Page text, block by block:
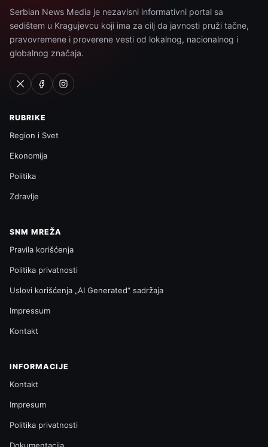
Serbian News Media je nezavisni informativni portal sa
sedištem u Kragujevcu koji ima za cilj da javnosti pruži tačne,
pravovremene i proverene vesti od lokalnog, nacionalnog i
globalnog značaja.
RUBRIKE
Region i Svet
Ekonomija
Politika
Zdravlje
SNM MREŽA
Pravila korišćenja
Politika privatnosti
Uslovi korišćenja „AI Generated“ sadržaja
Impressum
Kontakt
INFORMACIJE
Kontakt
Impresum
Politika privatnosti